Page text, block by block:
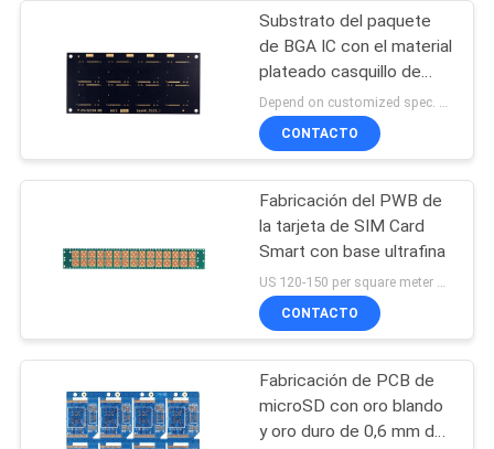
CITA
MAPA
SITIO
PRIVACY
POLICY
Substrato del paquete
de BGA IC con el material
plateado casquillo de
MGC BT
Depend on customized spec. MOQ:Muestra o producción en masa
CONTACTO
Fabricación del PWB de
la tarjeta de SIM Card
Smart con base ultrafina
CONTACTO
Fabricación de PCB de
microSD con oro blando
y oro duro de 0,6 mm de